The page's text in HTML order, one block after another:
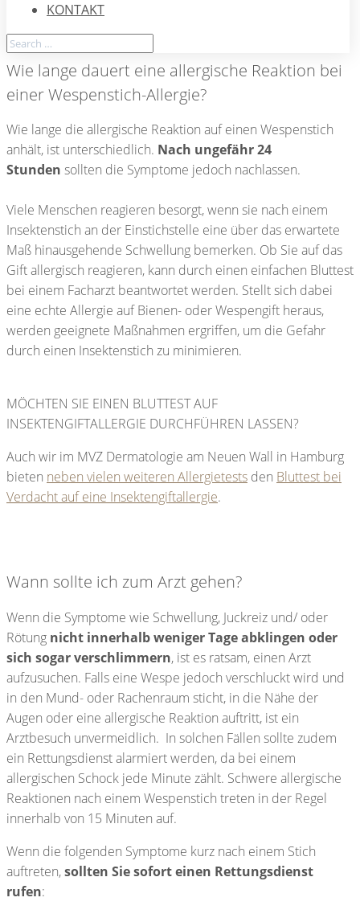
KONTAKT
Wie lange dauert eine allergische Reaktion bei
einer Wespenstich-Allergie?
Wie lange die allergische Reaktion auf einen Wespenstich
anhält, ist unterschiedlich. Nach ungefähr 24
Stunden sollten die Symptome jedoch nachlassen.
Viele Menschen reagieren besorgt, wenn sie nach einem
Insektenstich an der Einstichstelle eine über das erwartete
Maß hinausgehende Schwellung bemerken. Ob Sie auf das
Gift allergisch reagieren, kann durch einen einfachen Bluttest
bei einem Facharzt beantwortet werden. Stellt sich dabei
eine echte Allergie auf Bienen- oder Wespengift heraus,
werden geeignete Maßnahmen ergriffen, um die Gefahr
durch einen Insektenstich zu minimieren.
MÖCHTEN SIE EINEN BLUTTEST AUF
INSEKTENGIFTALLERGIE DURCHFÜHREN LASSEN?
Auch wir im MVZ Dermatologie am Neuen Wall in Hamburg
bieten neben vielen weiteren Allergietests den Bluttest bei
Verdacht auf eine Insektengiftallergie.
Wann sollte ich zum Arzt gehen?
Wenn die Symptome wie Schwellung, Juckreiz und/ oder
Rötung nicht innerhalb weniger Tage abklingen oder
sich sogar verschlimmern, ist es ratsam, einen Arzt
aufzusuchen. Falls eine Wespe jedoch verschluckt wird und
in den Mund- oder Rachenraum sticht, in die Nähe der
Augen oder eine allergische Reaktion auftritt, ist ein
Arztbesuch unvermeidlich. In solchen Fällen sollte zudem
ein Rettungsdienst alarmiert werden, da bei einem
allergischen Schock jede Minute zählt. Schwere allergische
Reaktionen nach einem Wespenstich treten in der Regel
innerhalb von 15 Minuten auf.
Wenn die folgenden Symptome kurz nach einem Stich
auftreten,sollten Sie sofort einen Rettungsdienst
rufen: